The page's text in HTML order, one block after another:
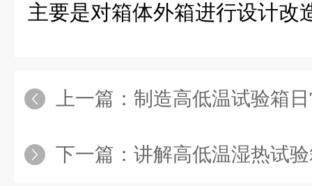
主要是对箱体外箱进行设计改
上一篇： 制造高低温试验箱
下一篇： 讲解高低温湿热试验